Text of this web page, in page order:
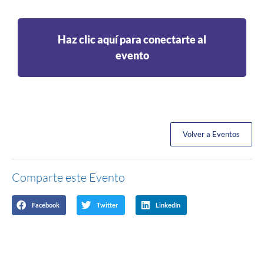
Haz clic aquí para conectarte al
evento
Volver a Eventos
Comparte este Evento
Facebook Twitter LinkedIn